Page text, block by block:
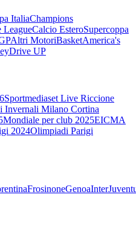
ItaliaChampions
LeagueCalcio EsteroSupercoppa
Altri MotoriBasketAmerica's
Drive UP
Sportmediaset Live Riccione
Invernali Milano Cortina
Mondiale per club 2025EICMA
2024Olimpiadi Parigi
FrosinoneGenoaInter